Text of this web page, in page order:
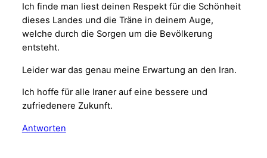
Ich finde man liest deinen Respekt für die Schönheit
dieses Landes und die Träne in deinem Auge,
welche durch die Sorgen um die Bevölkerung
entsteht.
Leider war das genau meine Erwartung an den Iran.
Ich hoffe für alle Iraner auf eine bessere und
zufriedenere Zukunft.
Antworten